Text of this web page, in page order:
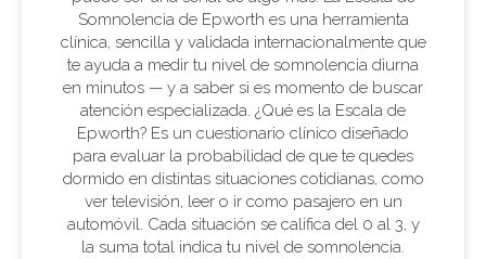
Somnolencia de Epworth es una herramienta
clínica, sencilla y validada internacionalmente que
te ayuda a medir tu nivel de somnolencia diurna
en minutos — y a saber si es momento de buscar
atención especializada. ¿Qué es la Escala de
Epworth? Es un cuestionario clínico diseñado
para evaluar la probabilidad de que te quedes
dormido en distintas situaciones cotidianas, como
ver televisión, leer o ir como pasajero en un
automóvil. Cada situación se califica del 0 al 3, y
la suma total indica tu nivel de somnolencia.